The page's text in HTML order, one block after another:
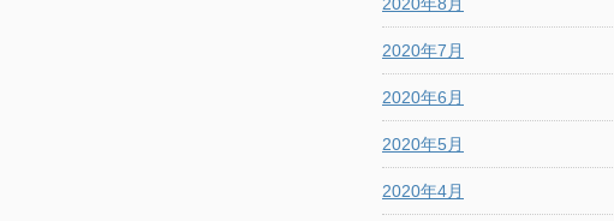
2020年7月
2020年6月
2020年5月
2020年4月